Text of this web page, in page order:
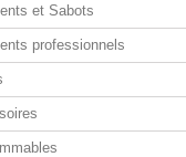
et Sabots
professionnels